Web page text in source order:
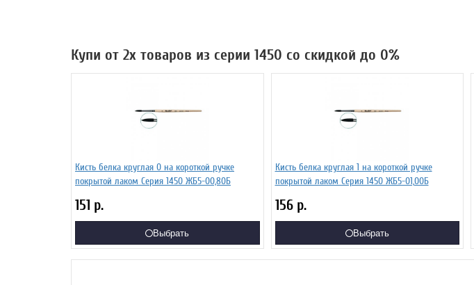
Купи от 2х товаров из серии 1450 со скидкой до 0%
Кисть белка круглая 0 на короткой ручке
покрытой лаком Серия 1450 ЖБ5-00,80Б
151 р.
Выбрать
Кисть белка круглая 1 на короткой ручке
покрытой лаком Серия 1450 ЖБ5-01,00Б
156 р.
Выбрать